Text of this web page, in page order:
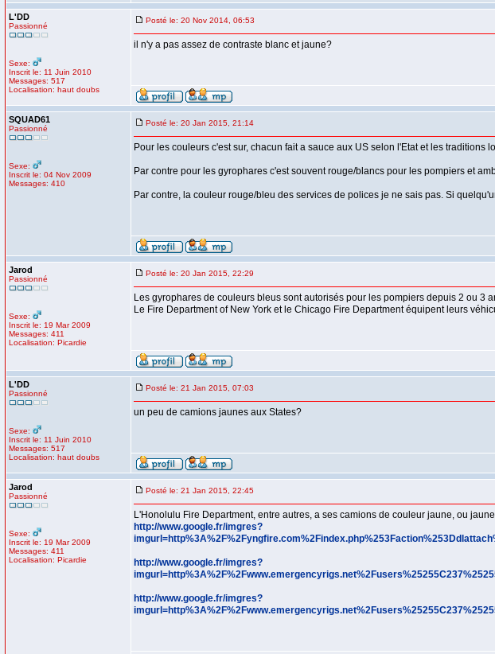
L'DD
Passionné
Sexe:
Inscrit le: 11 Juin 2010
Messages: 517
Localisation: haut doubs
Posté le: 20 Nov 2014, 06:53
il n'y a pas assez de contraste blanc et jaune?
SQUAD61
Passionné
Sexe:
Inscrit le: 04 Nov 2009
Messages: 410
Posté le: 20 Jan 2015, 21:14
Pour les couleurs c'est sur, chacun fait a sauce aux US selon l'Etat et les traditions
Par contre pour les gyrophares c'est souvent rouge/blancs pour les pompiers et
Par contre, la couleur rouge/bleu des services de polices je ne sais pas. Si
Jarod
Passionné
Sexe:
Inscrit le: 19 Mar 2009
Messages: 411
Localisation: Picardie
Posté le: 20 Jan 2015, 22:29
Les gyrophares de couleurs bleus sont autorisés pour les pompiers depuis 2 ou 3
Le Fire Department of New York et le Chicago Fire Department équipent leurs
L'DD
Passionné
Sexe:
Inscrit le: 11 Juin 2010
Messages: 517
Localisation: haut doubs
Posté le: 21 Jan 2015, 07:03
un peu de camions jaunes aux States?
Jarod
Passionné
Sexe:
Inscrit le: 19 Mar 2009
Messages: 411
Localisation: Picardie
Posté le: 21 Jan 2015, 22:45
L'Honolulu Fire Department, entre autres, a ses camions de couleur jaune, ou
http://www.google.fr/imgres?
http://www.google.fr/imgres?
http://www.google.fr/imgres?